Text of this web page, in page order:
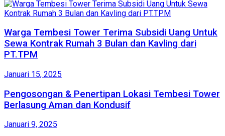
Warga Tembesi Tower Terima Subsidi Uang Untuk
Sewa Kontrak Rumah 3 Bulan dan Kavling dari
PT.TPM
Januari 15, 2025
Pengosongan & Penertipan Lokasi Tembesi Tower
Berlasung Aman dan Kondusif
Januari 9, 2025